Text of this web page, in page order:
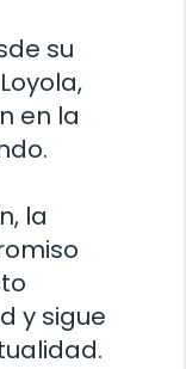
su
en la
la
y sigue